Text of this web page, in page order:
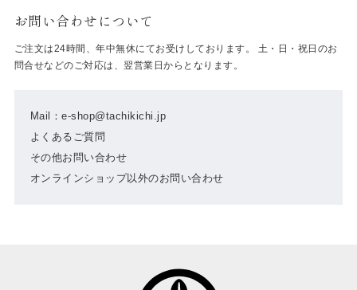
お問い合わせについて
Mail：e-shop@tachikichi.jp
よくあるご質問
その他お問い合わせ
オンラインショップ以外のお問い合わせ
ご注文は24時間、年中無休にてお受けしております。 土・日・祝日のお
問合せなどのご対応は、翌営業日からとなります。